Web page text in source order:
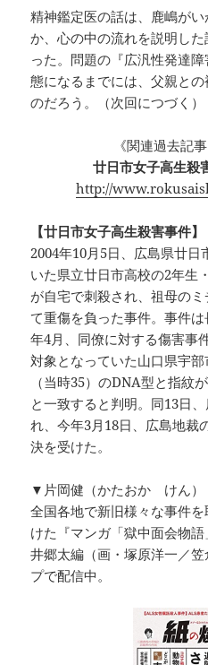
精神鑑定医の話は、鹿嶋が
か、心の中の流れを説明し
った。問題の『広汎性発達
態になるまでには、父親と
のだろう。（次回につづく）
《関連過去記
廿日市女子高生殺
http://
【廿日市女子高生殺害事件】
2004年10月5日、広島県廿
いた県立廿日市高校の2年生
が自宅で刺殺され、祖母の
て重傷を負った事件。事件
年4月、同僚に対する傷害事
対象となっていた山口県宇
（当時35）のDNA型と指紋
と一致すると判明。同13日
れ、今年3月18日、広島地裁
決を受けた。
▼片岡健（かたおか けん）
全国各地で新旧様々な事件
けた『マンガ「獄中面会物
井郷太編（画・塚原洋一／
プで配信中。